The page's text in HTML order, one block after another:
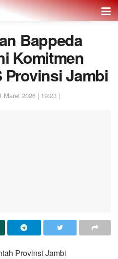
Bappeda
Komitmen
Provinsi Jambi
Maret 2026 | 19:23 |
Provinsi Jambi